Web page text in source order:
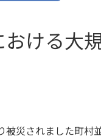
ける大
災されました町